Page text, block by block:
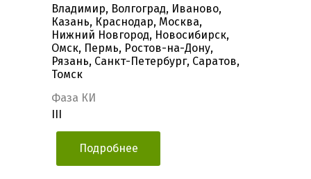
Владимир, Волгоград, Иваново,
Казань, Краснодар, Москва,
Нижний Новгород, Новосибирск,
Омск, Пермь, Ростов-на-Дону,
Рязань, Санкт-Петербург, Саратов,
Томск
Фаза КИ
Подробнее